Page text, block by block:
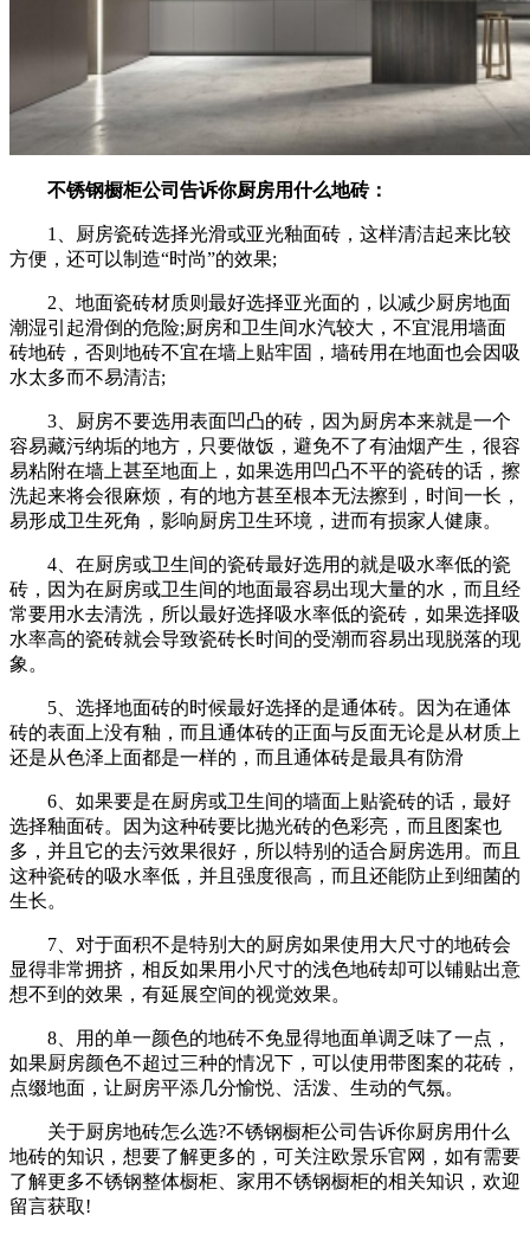
不锈钢橱柜公司告诉你厨房用什么地砖：
1、厨房瓷砖选择光滑或亚光釉面砖，这样清洁起来比较
方便，还可以制造“时尚”的效果;
2、地面瓷砖材质则最好选择亚光面的，以减少厨房地面
潮湿引起滑倒的危险;厨房和卫生间水汽较大，不宜混用墙面
砖地砖，否则地砖不宜在墙上贴牢固，墙砖用在地面也会因吸
水太多而不易清洁;
3、厨房不要选用表面凹凸的砖，因为厨房本来就是一个
容易藏污纳垢的地方，只要做饭，避免不了有油烟产生，很容
易粘附在墙上甚至地面上，如果选用凹凸不平的瓷砖的话，擦
洗起来将会很麻烦，有的地方甚至根本无法擦到，时间一长，
易形成卫生死角，影响厨房卫生环境，进而有损家人健康。
4、在厨房或卫生间的瓷砖最好选用的就是吸水率低的瓷
砖，因为在厨房或卫生间的地面最容易出现大量的水，而且经
常要用水去清洗，所以最好选择吸水率低的瓷砖，如果选择吸
水率高的瓷砖就会导致瓷砖长时间的受潮而容易出现脱落的现
象。
5、选择地面砖的时候最好选择的是通体砖。因为在通体
砖的表面上没有釉，而且通体砖的正面与反面无论是从材质上
还是从色泽上面都是一样的，而且通体砖是最具有防滑
6、如果要是在厨房或卫生间的墙面上贴瓷砖的话，最好
选择釉面砖。因为这种砖要比抛光砖的色彩亮，而且图案也
多，并且它的去污效果很好，所以特别的适合厨房选用。而且
这种瓷砖的吸水率低，并且强度很高，而且还能防止到细菌的
生长。
7、对于面积不是特别大的厨房如果使用大尺寸的地砖会
显得非常拥挤，相反如果用小尺寸的浅色地砖却可以铺贴出意
想不到的效果，有延展空间的视觉效果。
8、用的单一颜色的地砖不免显得地面单调乏味了一点，
如果厨房颜色不超过三种的情况下，可以使用带图案的花砖，
点缀地面，让厨房平添几分愉悦、活泼、生动的气氛。
关于厨房地砖怎么选?不锈钢橱柜公司告诉你厨房用什么
地砖的知识，想要了解更多的，可关注欧景乐官网，如有需要
了解更多不锈钢整体橱柜、家用不锈钢橱柜的相关知识，欢迎
留言获取!